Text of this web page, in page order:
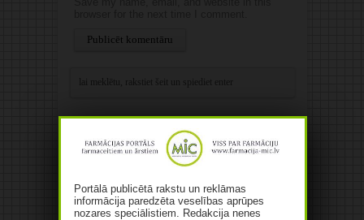
Latvijā jāstiprina klīniskā farmaceita
pozīcijas slimnīcā un veselības aprūpes
informācijas apmaiņa ar ārstiem.
Portālā publicētā rakstu un reklāmas
informācija paredzēta veselības aprūpes
nozares speciālistiem. Redakcija nenes